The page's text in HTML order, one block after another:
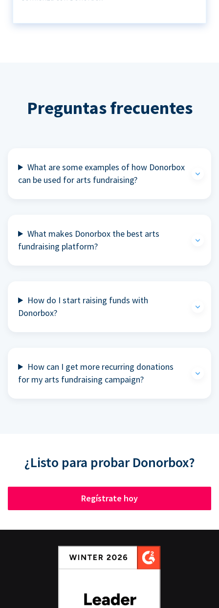
Preguntas frecuentes
What are some examples of how Donorbox
can be used for arts fundraising?
What makes Donorbox the best arts
fundraising platform?
How do I start raising funds with
Donorbox?
How can I get more recurring donations
for my arts fundraising campaign?
¿Listo para probar Donorbox?
Regístrate hoy